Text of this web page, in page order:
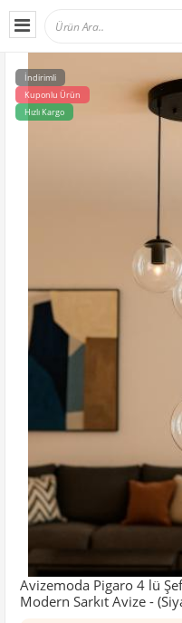
İndirimli
Kuponlu Ürün
Hızlı Kargo
Avizemoda Pigaro 4 lü
Modern Sarkıt Avize -